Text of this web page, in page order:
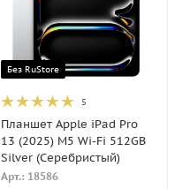
Без RuStore
5
Планшет Apple iPad Pro
13 (2025) M5 Wi-Fi 512GB
Silver (Серебристый)
Арт.: 18586